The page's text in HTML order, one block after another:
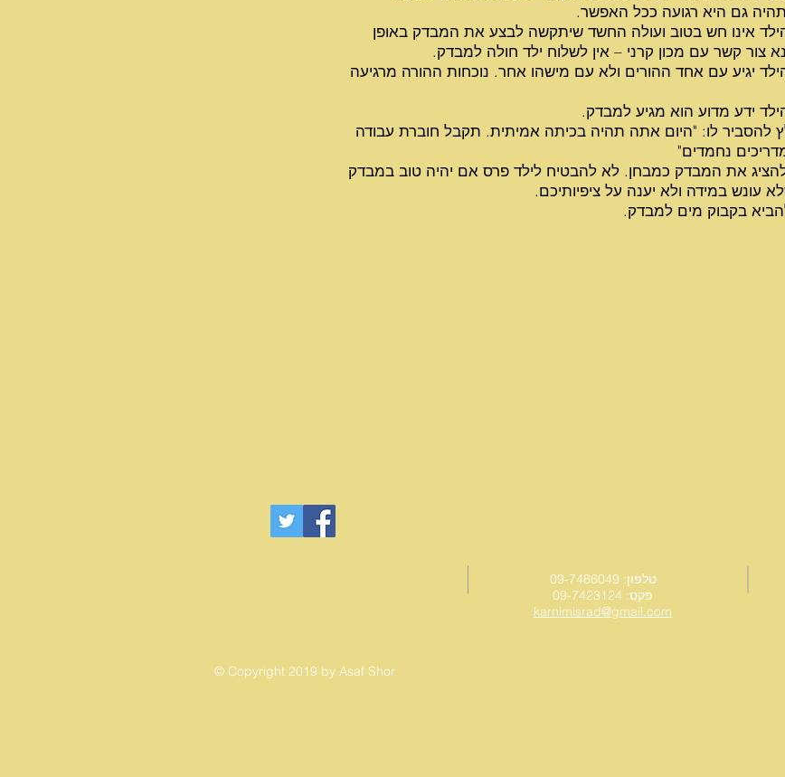
גם היא רגועה ככל האפשר.
אינו חש בטוב ועולה החשד שיתקשה לבצע את המבדק באופן
צור קשר עם מכון קרני – אין לשלוח ילד חולה למבדק.
יגיע עם אחד ההורים ולא עם מישהו אחר. נוכחות ההורה מרגיעה
ידע מדוע הוא מגיע למבדק.
להסביר לו: "היום אתה תהיה בכיתה אמיתית. תקבל חוברת עבודה
נחמדים"
להציג את המבדק כמבחן. לא להבטיח לילד פרס אם יהיה טוב במבדק
עונש במידה ולא יענה על ציפיותיכם.
בקבוק מים למבדק.
טלפון: 09-7486049
פקס: 09-7423124
karnimisrad@gmail.com
© Copyright 2019 by Asaf Shor